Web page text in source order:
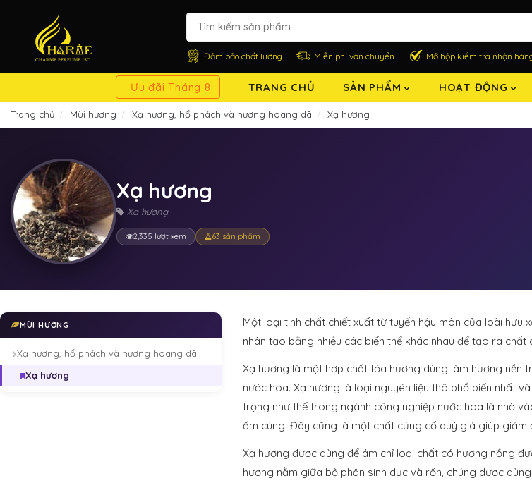
Đảm bảo chất lượng Miễn phí vận chuyển Mở hộp kiểm tra nhận
Ưu đãi Tháng 8 TRANG CHỦ SẢN PHẨM HOẠT ĐỘNG
Trang chủ Mùi hương Xạ hương, hổ phách và hương hoang dã Xạ hương
Xạ hương
Xạ hương
2,335 lượt xem 63 sản phẩm
MÙI HƯƠNG
Xạ hương, hổ phách và hương hoang dã
Xạ hương
Một loại tinh chất chiết xuất từ tuyến hậu môn của loài
nhân tạo bằng nhiều các biến thể khác nhau để tạo ra
Xạ hương là một hợp chất tỏa hương dùng làm hương
nước hoa. Xạ hương là loại nguyên liệu thô phổ biến nhất
trọng như thế trong ngành công nghiệp nước hoa là nhờ
ấm cúng. Đây cũng là một chất củng cố quý giá giúp
Xạ hương được dùng để ám chỉ loại chất có hương nồng
hương nằm giữa bộ phận sinh dục và rốn, chúng dược